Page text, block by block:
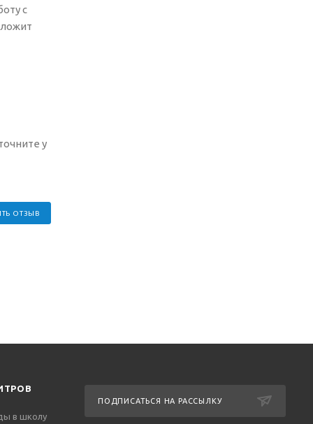
с
у
ОТЗЫВ
в школу
ПОДПИСАТЬСЯ НА РАССЫЛКУ